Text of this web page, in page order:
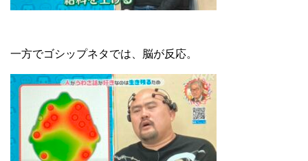
一方でゴシップネタでは、脳が反応。